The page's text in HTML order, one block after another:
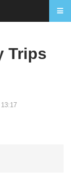
Trips